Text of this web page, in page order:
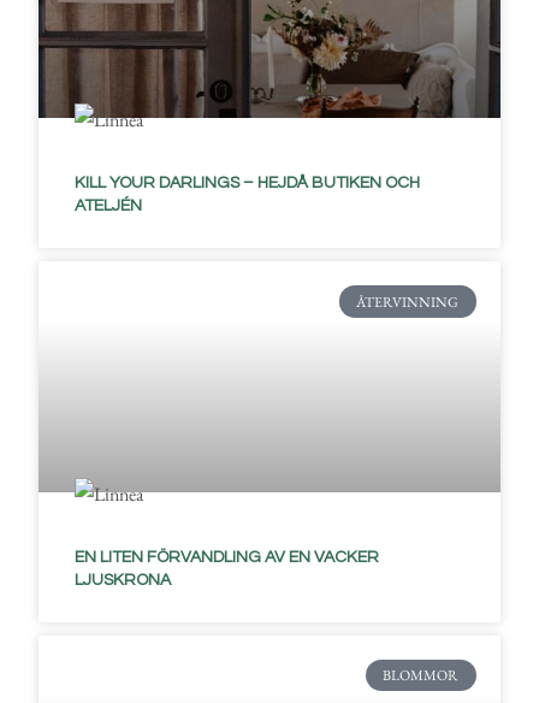
KILL YOUR DARLINGS – HEJDÅ BUTIKEN OCH
ATELJÉN
ÅTERVINNING
EN LITEN FÖRVANDLING AV EN VACKER
LJUSKRONA
BLOMMOR